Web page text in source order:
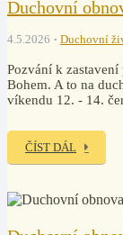
Duchovní
4.5.2026 Duchovní
Pozvání k
Bohem. A to na
víkendu 12. - 14.
ČÍST DÁL